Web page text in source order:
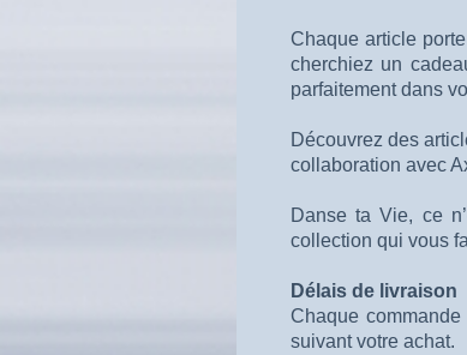
Chaque article
cherchiez un
parfaitement dans
Découvrez des
collaboration avec
Danse ta Vie, ce
collection qui vous
Délais de livraison
Chaque
suivant votre achat.